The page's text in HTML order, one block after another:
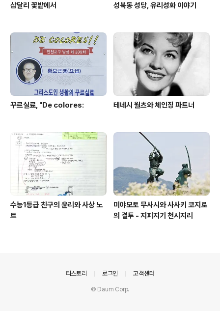
삼달리 꽃밭에서 성북동 성당, 유리성화 이야기
꾸르실료, "De colores: 테네시 월츠와 체인징 파트너
수능1등급 친구의 윤리와 사상 노
트
미야모토 무사시와 사사키 코지로
의 결투 - 지피지기 천시지리
티스토리 로그인 고객센터
© Daum Corp.